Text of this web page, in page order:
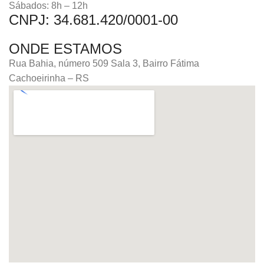
Sábados: 8h – 12h
CNPJ: 34.681.420/0001-00
ONDE ESTAMOS
Rua Bahia, número 509 Sala 3, Bairro Fátima
Cachoeirinha – RS